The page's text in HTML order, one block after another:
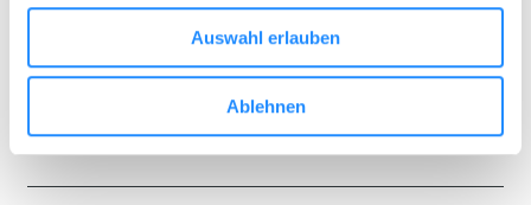
Auswahl erlauben
Ablehnen
28 mm
Questions and Answers